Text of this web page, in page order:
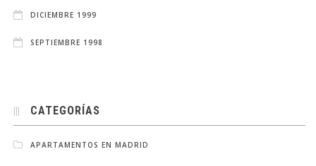
DICIEMBRE 1999
SEPTIEMBRE 1998
CATEGORÍAS
APARTAMENTOS EN MADRID